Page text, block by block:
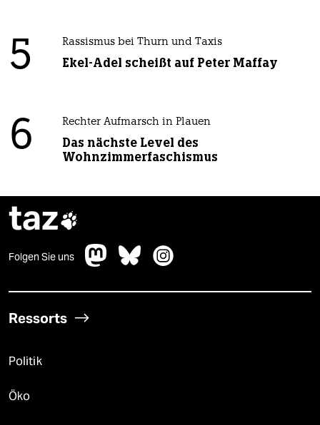
5 Rassismus bei Thurn und Taxis
Ekel-Adel scheißt auf Peter Maffay
6 Rechter Aufmarsch in Plauen
Das nächste Level des
Wohnzimmerfaschismus
taz
Folgen Sie uns
Ressorts
Politik
Öko